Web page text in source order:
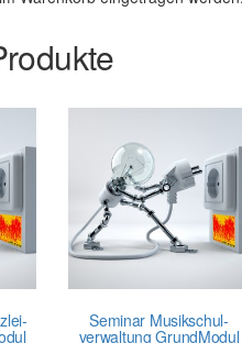
Seminar Musikschul­
verwaltung GrundModul